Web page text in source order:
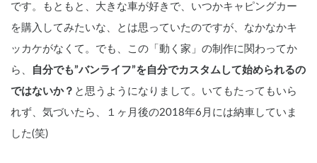
です。もともと、大きな車が好きで、いつかキャピングカー
を購入してみたいな、とは思っていたのですが、なかなかキ
ッカケがなくて。でも、この「動く家」の制作に関わってか
ら、
自分でも”バンライフ”を自分でカスタムして始められるの
ではないか？ と思うようになりまして。いてもたってもいら
れず、気づいたら、１ヶ月後の2018年6月には納車していま
した(笑)